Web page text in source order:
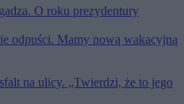
O roku prezydentury
odpuści. Mamy nową wakacyjną
na ulicy. „Twierdzi, że to jego